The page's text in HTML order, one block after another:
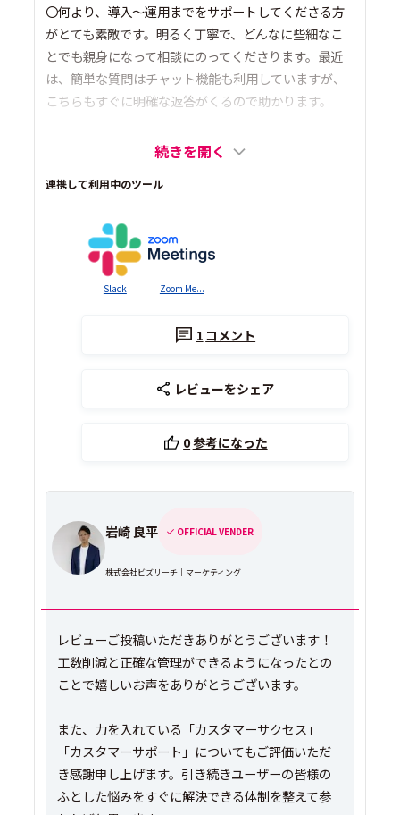
〇何より、導入～運用までをサポートしてくださる方
がとても素敵です。明るく丁寧で、どんなに些細なこ
とでも親身になって相談にのってくださります。最近
は、簡単な質問はチャット機能も利用していますが、
こちらもすぐに明確な返答がくるので助かります。
続きを開く
連携して利用中のツール
Slack Zoom Me...
1 コメント
レビューをシェア
0参考になった
岩崎 良平 OFFICIAL VENDER
株式会社ビズリーチ｜マーケティング
レビューご投稿いただきありがとうございます！
工数削減と正確な管理ができるようになったとの
ことで嬉しいお声をありがとうございます。
また、力を入れている「カスタマーサクセス」
「カスタマーサポート」についてもご評価いただ
き感謝申し上げます。引き続きユーザーの皆様の
ふとした悩みをすぐに解決できる体制を整えて参